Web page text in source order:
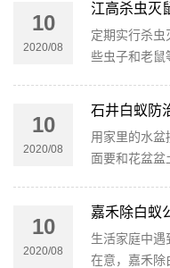
10
2020/08
江高杀虫灭
定期实行杀
些虫子和老鼠
10
2020/08
石井白蚁防
用家里的水盆
面要和花盆盆
10
2020/08
嘉禾除白蚁
生活家庭中
在意，嘉禾除